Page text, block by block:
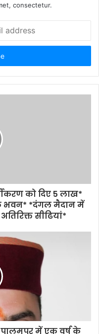
consectetur.
को दिए 5 लाख*
भवन* *दंगल मैदान में
सीढियां*
में एक वर्ष के